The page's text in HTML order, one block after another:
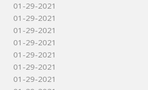
01-29-2021
01-29-2021
01-29-2021
01-29-2021
01-29-2021
01-29-2021
01-29-2021